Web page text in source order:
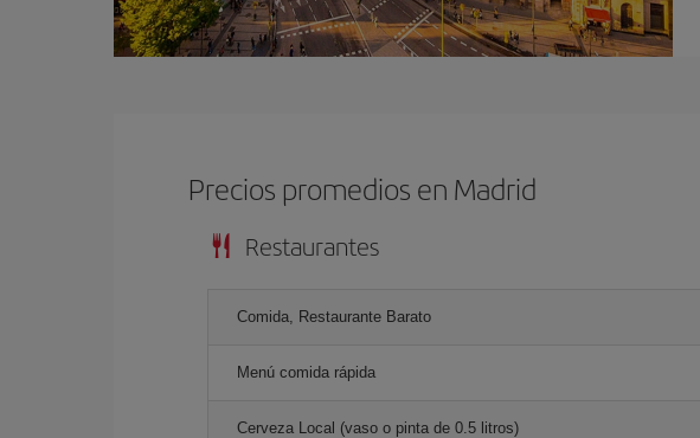
Precios promedios en Madrid
Restaurantes
Comida, Restaurante Barato
Menú comida rápida
Cerveza Local (vaso o pinta de 0.5 litros)